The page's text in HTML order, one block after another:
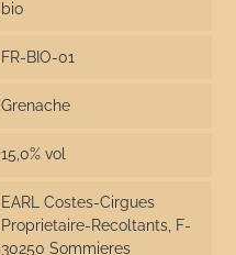
bio
FR-BIO-01
Grenache
15,0% vol
EARL Costes-Cirgues
Proprietaire-Recoltants, F-
30250 Sommieres